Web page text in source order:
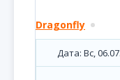
Dragonfly
Дата: Вс,